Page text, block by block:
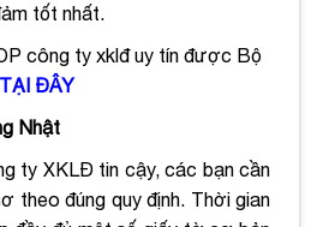
tốt nhất.
công ty xklđ uy tín được Bộ
TẠI ĐÂY
Nhật
ty XKLĐ tin cậy, các bạn cần
theo đúng quy định. Thời gian